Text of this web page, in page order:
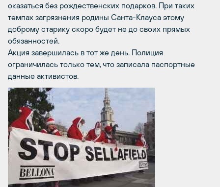
оказаться без рождественских подарков. При таких
темпах загрязнения родины Санта-Клауса этому
доброму старику скоро будет не до своих прямых
обязанностей.
Акция завершилась в тот же день. Полиция
ограничилась только тем, что записала паспортные
данные активистов.